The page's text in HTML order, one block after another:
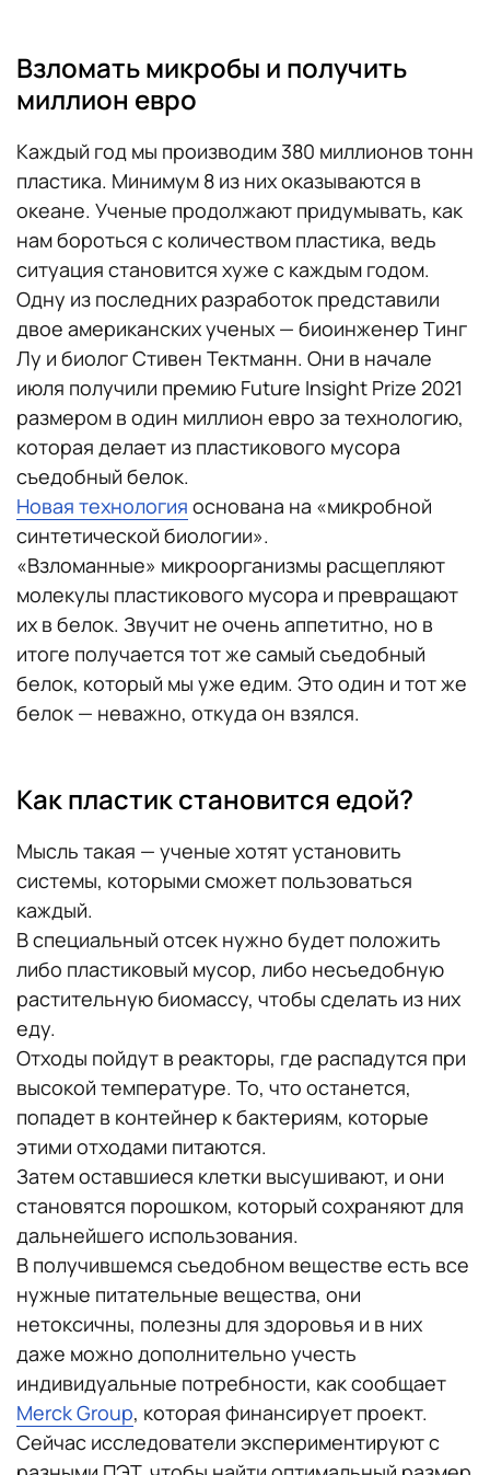
Взломать микробы и получить
миллион евро
Каждый год мы производим 380 миллионов тонн
пластика. Минимум 8 из них оказываются в
океане. Ученые продолжают придумывать, как
нам бороться с количеством пластика, ведь
ситуация становится хуже с каждым годом.
Одну из последних разработок представили
двое американских ученых — биоинженер Тинг
Лу и биолог Стивен Тектманн. Они в начале
июля получили премию Future Insight Prize 2021
размером в один миллион евро за технологию,
которая делает из пластикового мусора
съедобный белок.
Новая технология основана на «микробной
синтетической биологии».
«Взломанные» микроорганизмы расщепляют
молекулы пластикового мусора и превращают
их в белок. Звучит не очень аппетитно, но в
итоге получается тот же самый съедобный
белок, который мы уже едим. Это один и тот же
белок — неважно, откуда он взялся.
Как пластик становится едой?
Мысль такая — ученые хотят установить
системы, которыми сможет пользоваться
каждый.
В специальный отсек нужно будет положить
либо пластиковый мусор, либо несъедобную
растительную биомассу, чтобы сделать из них
еду.
Отходы пойдут в реакторы, где распадутся при
высокой температуре. То, что останется,
попадет в контейнер к бактериям, которые
этими отходами питаются.
Затем оставшиеся клетки высушивают, и они
становятся порошком, который сохраняют для
дальнейшего использования.
В получившемся съедобном веществе есть все
нужные питательные вещества, они
нетоксичны, полезны для здоровья и в них
даже можно дополнительно учесть
индивидуальные потребности, как сообщает
Merck Group, которая финансирует проект.
Сейчас исследователи экспериментируют с